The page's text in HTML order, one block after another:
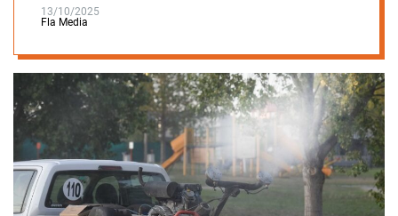
13/10/2025
Fla Media